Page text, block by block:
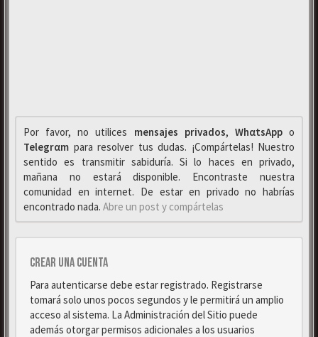
Por favor, no utilices mensajes privados, WhαtsAppo
Telegrαm para resolver tus dudas. ¡Compártelas! Nuestro
sentido es transmitir sabiduría. Si lo haces en privado,
mañana no estará disponible. Encontraste nuestra
comunidad en internet. De estar en privado no habrías
encontrado nada. Abre un post y compártelas
Crear una cuenta
Para autenticarse debe estar registrado. Registrarse
tomará solo unos pocos segundos y le permitirá un amplio
acceso al sistema. La Administración del Sitio puede
además otorgar permisos adicionales a los usuarios